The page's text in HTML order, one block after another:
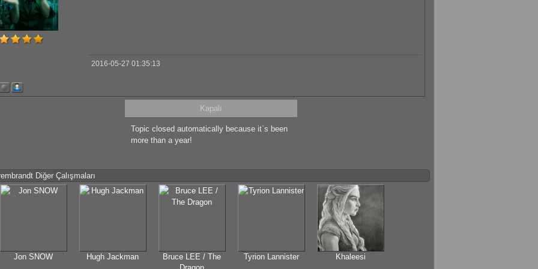
2016-05-27 01:35:13
Kapalı
Topic closed automatically because it`s been
more than a year!
Diğer Çalışmaları
Jon SNOW Hugh Jackman
Bruce LEE / The
Tyrion Lannister Khaleesi